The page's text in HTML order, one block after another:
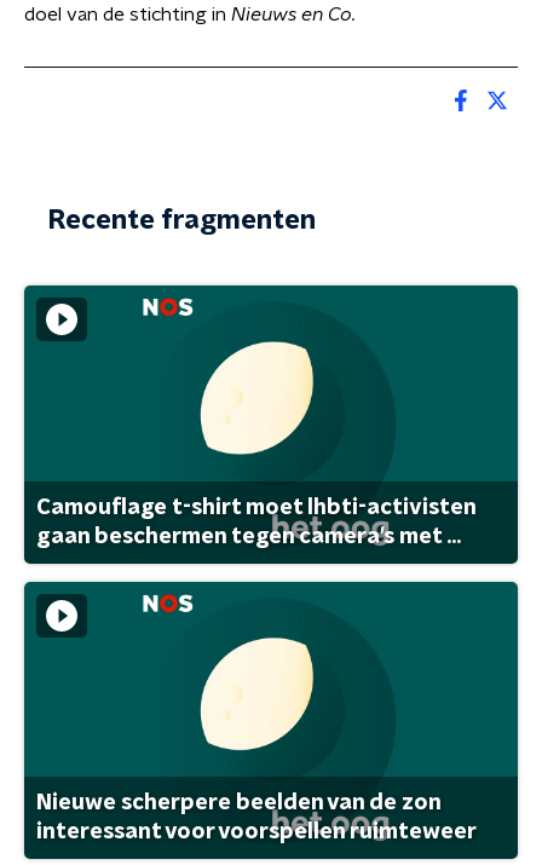
doel van de stichting in Nieuws en Co.
Recente fragmenten
Camouflage t-shirt moet lhbti-activisten
gaan beschermen tegen camera's met ...
Nieuwe scherpere beelden van de zon
interessant voor voorspellen ruimteweer